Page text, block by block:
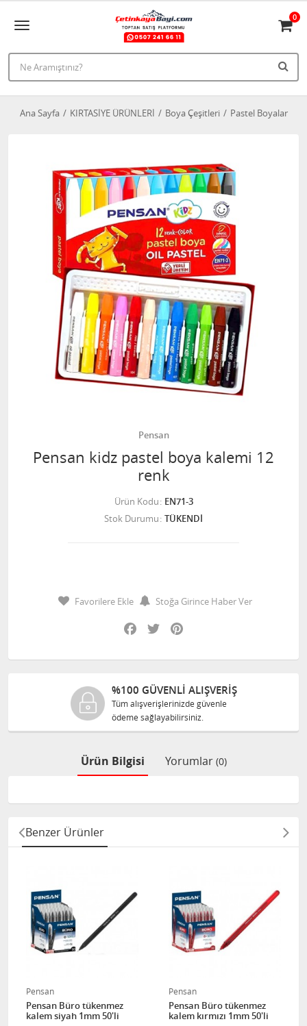
0
Ana Sayfa KIRTASİYE ÜRÜNLERİ Boya Çeşitleri Pastel Boyalar
Pensan
Pensan kidz pastel boya kalemi 12
renk
Ürün Kodu EN71-3
Stok Durumu TÜKENDİ
Favorilere Ekle
Stoğa Girince Haber Ver
Facebook
Twitter
%100 GÜVENLİ ALIŞVERİŞ
Tüm alışverişlerinizde güvenle
ödeme sağlayabilirsiniz.
Ürün Bilgisi Yorumlar (0)
Benzer Ürünler
Pensan
Pensan Büro tükenmez
kalem siyah 1mm 50'li
Pensan
Pensan Büro tükenmez
kalem kırmızı 1mm 50'li